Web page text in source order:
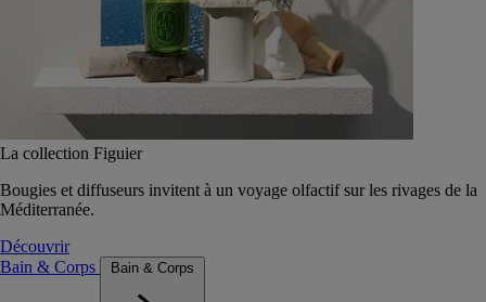
La collection Figuier
Bougies et diffuseurs invitent à un voyage olfactif sur les rivages de la
Méditerranée.
Découvrir
Bain & Corps
Bain & Corps